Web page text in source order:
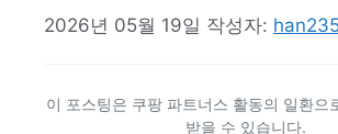
2026년 05월 19일 작성자:
이 포스팅은 쿠팡 파트너스 활동의 일환으
받을 수 있습니다.